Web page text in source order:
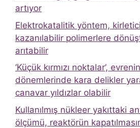
artıyor
Elektrokatalitik yöntem,
kazanılabilir polimerlere
arıtabilir
‘Küçük kırmızı noktalar’,
dönemlerinde kara delikler
canavar yıldızlar olabilir
Kullanılmış nükleer yakıttaki
ölçümü, reaktörün